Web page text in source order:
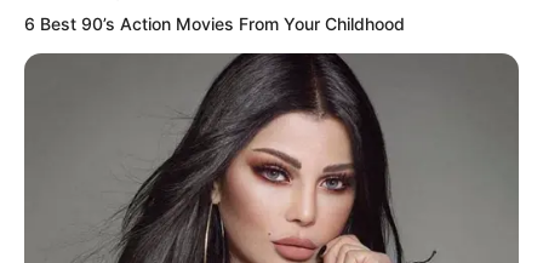
6 Best 90’s Action Movies From Your Childhood